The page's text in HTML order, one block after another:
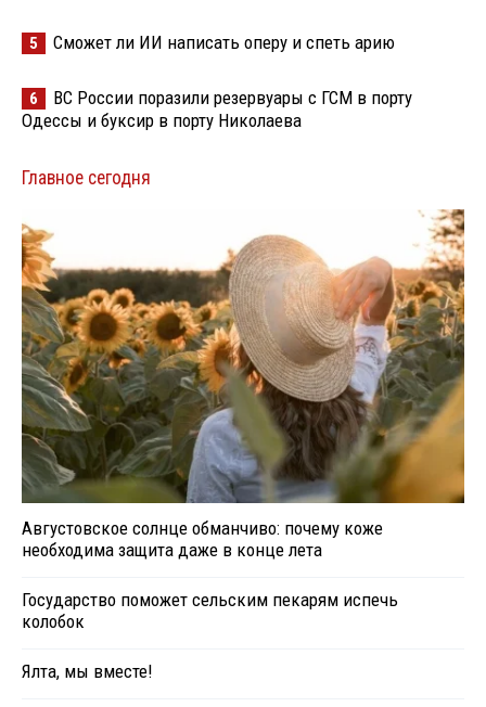
5 Сможет ли ИИ написать оперу и спеть арию
6
ВС России поразили резервуары с ГСМ в порту
Одессы и буксир в порту Николаева
Главное сегодня
Августовское солнце обманчиво: почему коже
необходима защита даже в конце лета
Государство поможет сельским пекарям испечь
колобок
Ялта, мы вместе!